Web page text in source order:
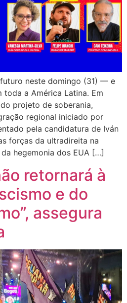
neste domingo (31) — e
a América Latina. Em
projeto de soberania,
regional iniciado por
pela candidatura de Iván
forças da ultradireita na
hegemonia dos EUA […]
retornará à
e do
assegura